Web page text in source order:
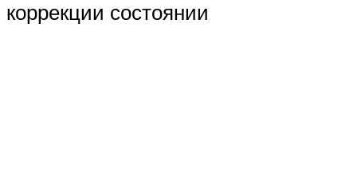
коррекции состоянии